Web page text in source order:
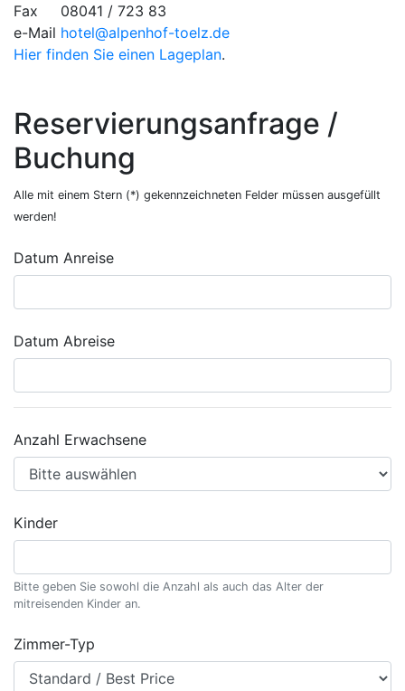
Fax
08041 / 723 83
e-Mail hotel@alpenhof-toelz.de
Hier finden Sie einen Lageplan.
Reservierungsanfrage /
Buchung
Alle mit einem Stern (*) gekennzeichneten Felder müssen ausgefüllt
werden!
Datum Anreise
Datum Abreise
Anzahl Erwachsene
Kinder
Bitte geben Sie sowohl die Anzahl als auch das Alter der
mitreisenden Kinder an.
Zimmer-Typ